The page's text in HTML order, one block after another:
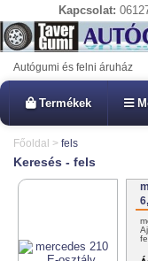
Kapcsolat:
Autógumi és felni áruház
Termékek
Főoldal > fels
Keresés - fels